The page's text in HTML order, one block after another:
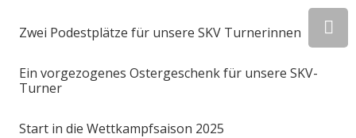
Zwei Podestplätze für unsere SKV Turnerinnen
Ein vorgezogenes Ostergeschenk für unsere SKV-
Turner
Start in die Wettkampfsaison 2025